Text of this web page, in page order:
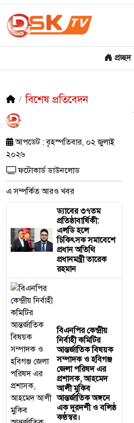
প্রচ্ছদ
বিশেষ প্রতিবেদন
আপডেট : বৃহস্পতিবার, ০২ জুলাই
২০২৬
ফটোকার্ড ডাউনলোড
এ সম্পর্কিত আরও খবর
ড্যাবের ৩৭তম
প্রতিষ্ঠাবার্ষিকী:
এলডি হলে
চিকিৎসক সমাবেশে
প্রধান অতিথি
প্রধানমন্ত্রী তারেক
রহমান
বিএনপির কেন্দ্রীয়
নির্বাহী কমিটির
আন্তর্জাতিক বিষয়ক
সম্পাদক ও হবিগঞ্জ
জেলা পরিষদ এর
প্রশাসক, ​আহমেদ
আলী মুকিব
আন্তর্জাতিক অঙ্গনে
এক দূরদর্শী ও বলিষ্ঠ
কণ্ঠস্বর।